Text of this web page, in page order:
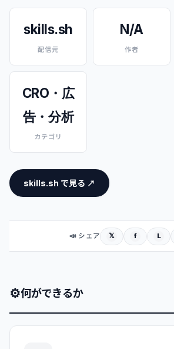
skills.sh
配信元
N/A
作者
CRO・広
告・分析
カテゴリ
skills.sh で見る ↗
📣 シェア 𝕏 f L
⚙何ができるか